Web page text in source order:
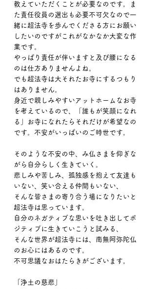
教えていただくことが必要なのです。ま
た責任役員の選出も必要不可欠なので一
緒に超法寺を歩んでくださる方にお願い
したいのですがこれがなかなか大変な作
業です。
やっぱり責任が伴いますと及び腰になる
のは仕方ありませんよね。
でも超法寺は大それたお寺にするつもり
はありません。
身近で親しみやすいアットホームなお寺
を考えているので、「誰もが笑顔になれ
る」お寺になれたらそれだけが希望なの
です。不安がいっぱいのご時世です。
そのような不安の中、み仏さまを仰ぎな
がら自分らしく生きていく。
悲しみや苦しみ、孤独感を抱えて友達も
いない、笑い合える仲間もいない、
そんな皆さまの寄り合う場になりたいと
超法寺は思っています。
自分のネガティブな思いを吐き出してポ
ジティブに生きていこうと試みる、
そんな世界が超法寺には、南無阿弥陀仏
のお心にはあるのです。
不可思議なおはたらきがございます。
「浄土の慈悲」